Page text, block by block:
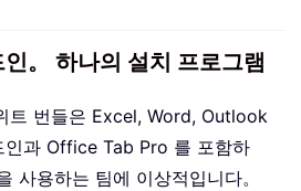
。 하나의 설치 프로그램
트 번들은 Excel, Word, Outlook
과 Office Tab Pro 를 포함하
사용하는 팀에 이상적입니다。